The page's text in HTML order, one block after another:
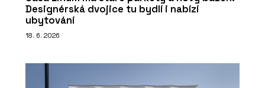
Designérská dvojice tu bydlí i nabízí
ubytování
18. 6. 2026